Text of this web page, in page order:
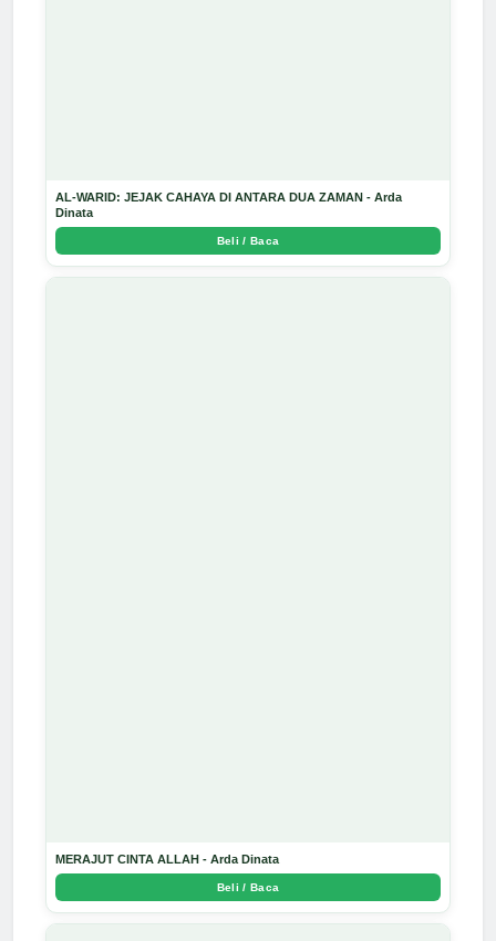
AL-WARID: JEJAK CAHAYA DI ANTARA DUA ZAMAN - Arda
Dinata
Beli / Baca
MERAJUT CINTA ALLAH - Arda Dinata
Beli / Baca